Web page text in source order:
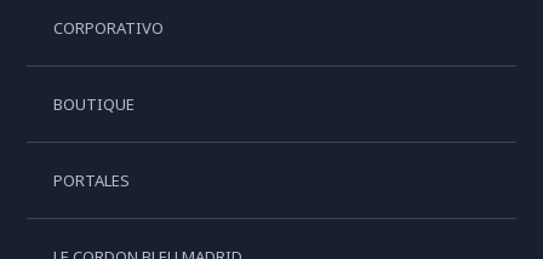
CORPORATIVO
BOUTIQUE
PORTALES